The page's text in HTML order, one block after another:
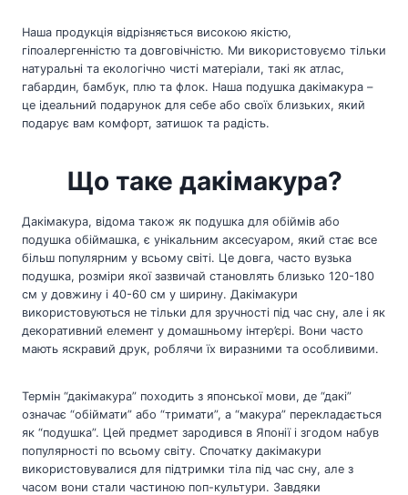
Наша продукція відрізняється високою якістю,
гіпоалергенністю та довговічністю. Ми використовуємо тільки
натуральні та екологічно чисті матеріали, такі як атлас,
габардин, бамбук, плю та флок. Наша подушка дакімакура –
це ідеальний подарунок для себе або своїх близьких, який
подарує вам комфорт, затишок та радість.
Що таке дакімакура?
Дакімакура, відома також як подушка для обіймів або
подушка обіймашка, є унікальним аксесуаром, який стає все
більш популярним у всьому світі. Це довга, часто вузька
подушка, розміри якої зазвичай становлять близько 120-180
см у довжину і 40-60 см у ширину. Дакімакури
використовуються не тільки для зручності під час сну, але і як
декоративний елемент у домашньому інтер’єрі. Вони часто
мають яскравий друк, роблячи їх виразними та особливими.
Термін “дакімакура” походить з японської мови, де “дакі”
означає “обіймати” або “тримати”, а “макура” перекладається
як “подушка”. Цей предмет зародився в Японії і згодом набув
популярності по всьому світу. Спочатку дакімакури
використовувалися для підтримки тіла під час сну, але з
часом вони стали частиною поп-культури. Завдяки